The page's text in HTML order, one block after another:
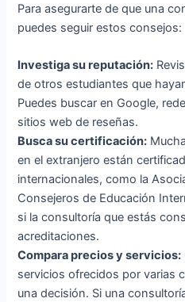
Para asegurarte de que una
puedes seguir estos consejos:
Investiga su reputación:
de otros estudiantes que
Puedes buscar en Google,
sitios web de reseñas.
Busca su certificación:
en el extranjero están
internacionales, como la
Consejeros de Educación
si la consultoría que estás
acreditaciones.
Compara precios y servicios:
servicios ofrecidos por varias
una decisión. Si una